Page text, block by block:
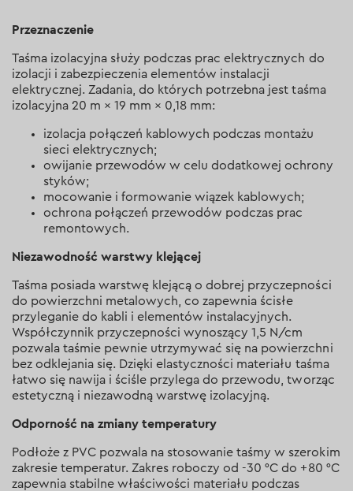
Przeznaczenie
Taśma izolacyjna służy podczas prac elektrycznych do
izolacji i zabezpieczenia elementów instalacji
elektrycznej. Zadania, do których potrzebna jest taśma
izolacyjna 20 m × 19 mm × 0,18 mm:
izolacja połączeń kablowych podczas montażu
sieci elektrycznych;
owijanie przewodów w celu dodatkowej ochrony
styków;
mocowanie i formowanie wiązek kablowych;
ochrona połączeń przewodów podczas prac
remontowych.
Niezawodność warstwy klejącej
Taśma posiada warstwę klejącą o dobrej przyczepności
do powierzchni metalowych, co zapewnia ścisłe
przyleganie do kabli i elementów instalacyjnych.
Współczynnik przyczepności wynoszący 1,5 N/cm
pozwala taśmie pewnie utrzymywać się na powierzchni
bez odklejania się. Dzięki elastyczności materiału taśma
łatwo się nawija i ściśle przylega do przewodu, tworząc
estetyczną i niezawodną warstwę izolacyjną.
Odporność na zmiany temperatury
Podłoże z PVC pozwala na stosowanie taśmy w szerokim
zakresie temperatur. Zakres roboczy od -30 °C do +80 °C
zapewnia stabilne właściwości materiału podczas